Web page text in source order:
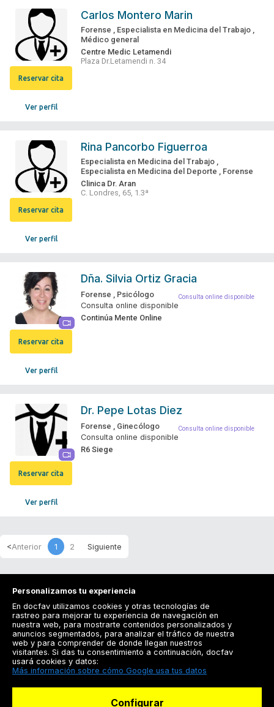
Ver perfil
Reservar cita
Carlos Montero Marin
Forense , Especialista en Medicina del Trabajo ,
Médico general
Centre Medic Letamendi
Plaza Dr.Letamendi n. 34
Ver perfil
Reservar cita
Rina Pancorbo Figuerroa
Especialista en Medicina del Trabajo ,
Especialista en Medicina del Deporte , Forense
Clinica Dr. Aran
C. Londres, 65, 1.3ª
Ver perfil
Reservar cita
Dña.Silvia Ortiz Gracia
Forense , Psicólogo Consulta online disponible
Consulta online disponible
Continúa Mente Online
Ver perfil
Reservar cita
Dr. Pepe Lotas Diez
Forense , Ginecólogo Consulta online disponible
Consulta online disponible
R6 Siege
1 2
Registrarse
Docfav
Personalizamos tu experiencia
En docfav utilizamos cookies y otras tecnologías de
rastreo para mejorar tu experiencia de navegación en
nuestra web, para mostrarte contenidos personalizados y
anuncios segmentados, para analizar el tráfico de nuestra
web y para comprender de donde llegan nuestros
visitantes. Si das tu consentimiento a continuación, docfav
usará cookies y datos:
Más información sobre cómo Google usa tus datos
Configurar